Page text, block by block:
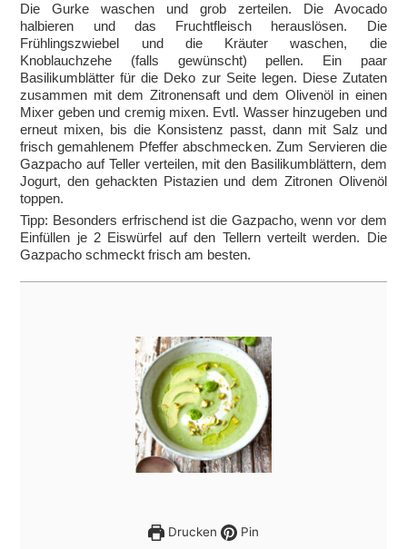
Die Gurke waschen und grob zerteilen. Die Avocado
halbieren und das Fruchtfleisch herauslösen. Die
Frühlingszwiebel und die Kräuter waschen, die
Knoblauchzehe (falls gewünscht) pellen. Ein paar
Basilikumblätter für die Deko zur Seite legen. Diese Zutaten
zusammen mit dem Zitronensaft und dem Olivenöl in einen
Mixer geben und cremig mixen. Evtl. Wasser hinzugeben und
erneut mixen, bis die Konsistenz passt, dann mit Salz und
frisch gemahlenem Pfeffer abschmecken. Zum Servieren die
Gazpacho auf Teller verteilen, mit den Basilikumblättern, dem
Jogurt, den gehackten Pistazien und dem Zitronen Olivenöl
toppen.
Tipp: Besonders erfrischend ist die Gazpacho, wenn vor dem
Einfüllen je 2 Eiswürfel auf den Tellern verteilt werden. Die
Gazpacho schmeckt frisch am besten.
Drucken Pin